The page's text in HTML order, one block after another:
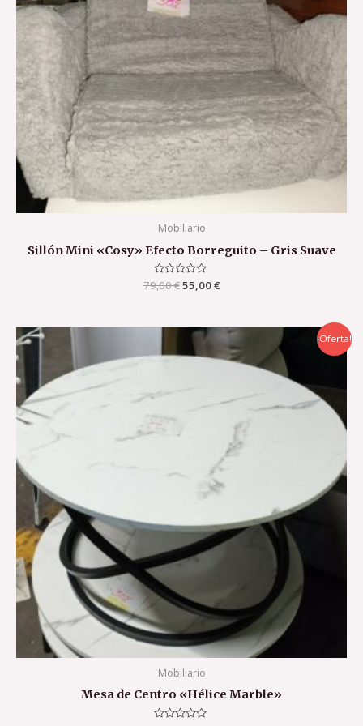
Mobiliario
Sillón Mini «Cosy» Efecto Borreguito – Gris Suave
Valorado
con
79,00€55,00€
¡Oferta!
Mobiliario
Mesa de Centro «Hélice Marble»
precio
original
El
precio
actual